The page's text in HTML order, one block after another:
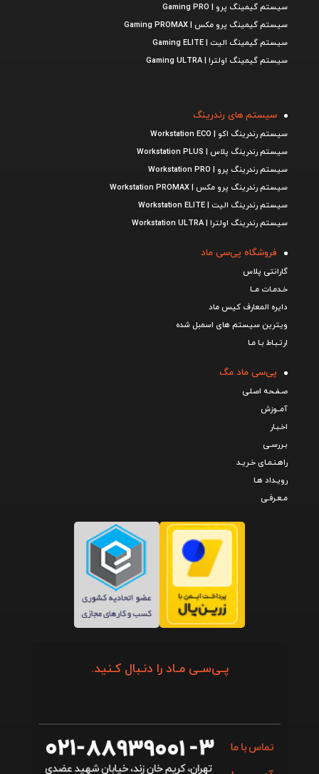
سیستم گیمینگ پرو | Gaming PRO
سیستم گیمینگ پرو مکس | Gaming PROMAX
سیستم گیمینگ الیت | Gaming ELITE
سیستم گیمینگ اولترا | Gaming ULTRA
سیستم های رندرینگ
سیستم رندرینگ اکو | Workstation ECO
سیستم رندرینگ پلاس | Workstation PLUS
سیستم رندرینگ پرو | Workstation PRO
سیستم رندرینگ پرو مکس | Workstation PROMAX
سیستم رندرینگ الیت | Workstation ELITE
سیستم رندرینگ اولترا | Workstation ULTRA
فروشگاه پی‌سی ماد
گارانتی پلاس
خـدمـات مــا
دایره المعارف کیس ماد
ویترین سیستم های اسمبل شده
ارتـبـاط بـا مـا
پی‌سی ماد مگ
صـفـحه اصـلی
آمــوزش
اخـبـار
بـررسـی
راهـنـمـای خـریـد
رویـداد هـا
مـعـرفـی
پـی‌سـی مـاد را دنـبال کـنید.